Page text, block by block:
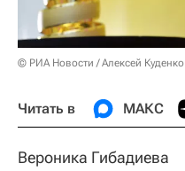
© РИА Новости / Алексей Куденко
Читать в МАКС
Вероника Гибадиева